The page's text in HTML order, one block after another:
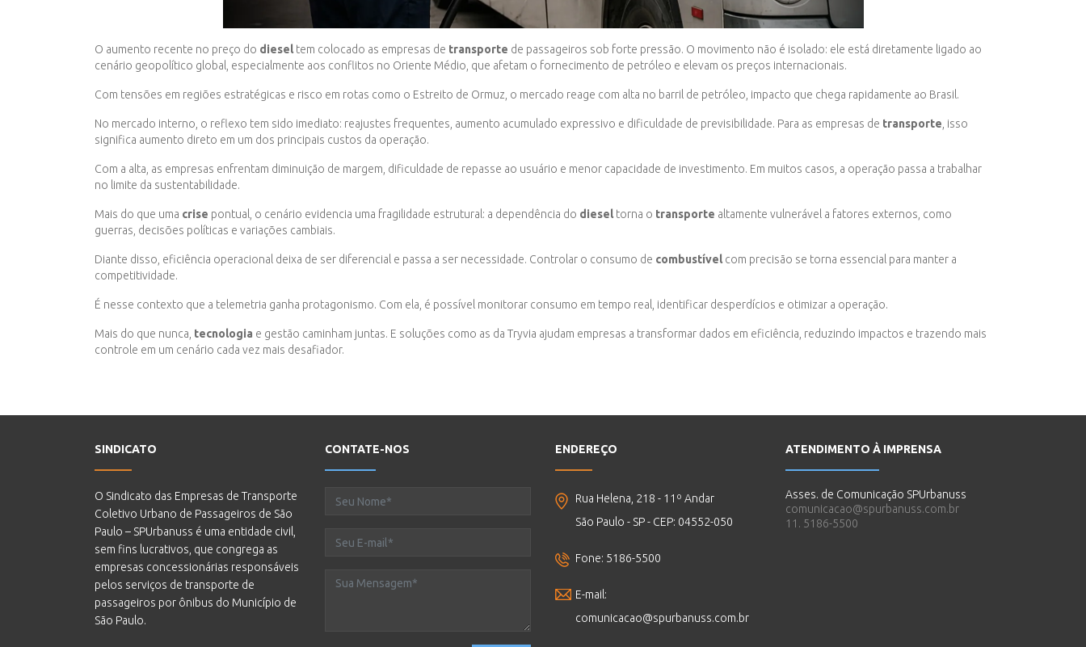
O aumento recente no preço do dieseltem colocado as empresas de transporte de passageiros sob forte pressão. O movimento não é isolado: ele está diretamente ligado ao
cenário geopolítico global, especialmente aos conflitos no Oriente Médio, que afetam o fornecimento de petróleo e elevam os preços internacionais.
Com tensões em regiões estratégicas e risco em rotas como o Estreito de Ormuz, o mercado reage com alta no barril de petróleo, impacto que chega rapidamente ao Brasil.
No mercado interno, o reflexo tem sido imediato: reajustes frequentes, aumento acumulado expressivo e dificuldade de previsibilidade. Para as empresas de transporte, isso
significa aumento direto em um dos principais custos da operação.
Com a alta, as empresas enfrentam diminuição de margem, dificuldade de repasse ao usuário e menor capacidade de investimento. Em muitos casos, a operação passa a trabalhar
no limite da sustentabilidade.
Mais do que uma crise pontual, o cenário evidencia uma fragilidade estrutural: a dependência do dieseltorna o transporte altamente vulnerável a fatores externos, como
guerras, decisões políticas e variações cambiais.
Diante disso, eficiência operacional deixa de ser diferencial e passa a ser necessidade. Controlar o consumo de combustívelcom precisão se torna essencial para manter a
competitividade.
É nesse contexto que a telemetria ganha protagonismo. Com ela, é possível monitorar consumo em tempo real, identificar desperdícios e otimizar a operação.
Mais do que nunca, tecnologia e gestão caminham juntas. E soluções como as da Tryvia ajudam empresas a transformar dados em eficiência, reduzindo impactos e trazendo mais
controle em um cenário cada vez mais desafiador.
SINDICATO
O Sindicato das Empresas de Transporte
Coletivo Urbano de Passageiros de São
Paulo – SPUrbanuss é uma entidade civil,
sem fins lucrativos, que congrega as
empresas concessionárias responsáveis
pelos serviços de transporte de
passageiros por ônibus do Município de
São Paulo.
CONTATE-NOS ENDEREÇO
Rua Helena, 218 - 11º Andar
São Paulo - SP - CEP: 04552-050
Fone: 5186-5500
E-mail:
comunicacao@spurbanuss.com.br
ATENDIMENTO À IMPRENSA
Asses. de Comunicação SPUrbanuss
comunicacao@spurbanuss.com.br
11. 5186-5500